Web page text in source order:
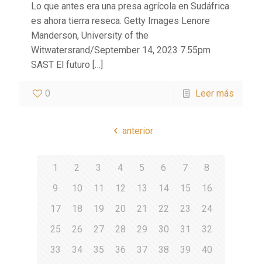
Lo que antes era una presa agrícola en Sudáfrica
es ahora tierra reseca. Getty Images Lenore
Manderson, University of the
Witwatersrand/September 14, 2023 7.55pm
SAST El futuro […]
0 Leer más
anterior
1 2 3 4 5 6 7
8
9
10 11 12 13 14 15
16
17
18 19 20 21 22 23
24
25
26 27 28 29 30 31
32
33
34 35 36 37 38 39
40